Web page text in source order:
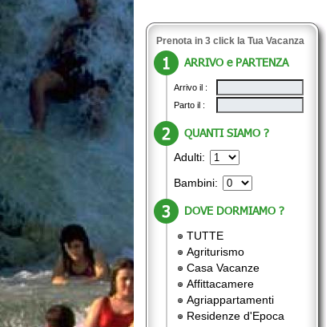
Prenota in 3 click la Tua Vacanza
ARRIVO e PARTENZA
Arrivo il :
Parto il :
QUANTI SIAMO ?
Adulti:
Bambini:
DOVE DORMIAMO ?
TUTTE
Agriturismo
Casa Vacanze
Affittacamere
Agriappartamenti
Residenze d'Epoca